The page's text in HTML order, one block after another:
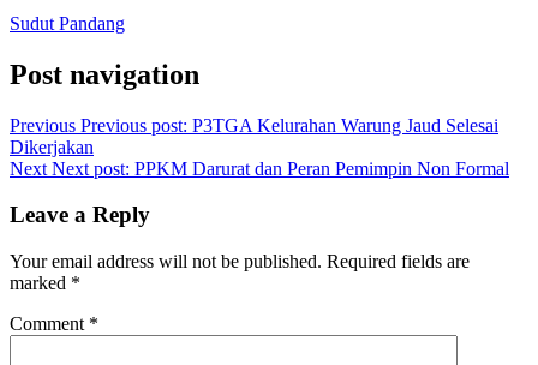
Sudut Pandang
Post navigation
Previous Previous post: P3TGA Kelurahan Warung Jaud Selesai
Dikerjakan
Next Next post: PPKM Darurat dan Peran Pemimpin Non Formal
Leave a Reply
Your email address will not be published. Required fields are
marked *
Comment *